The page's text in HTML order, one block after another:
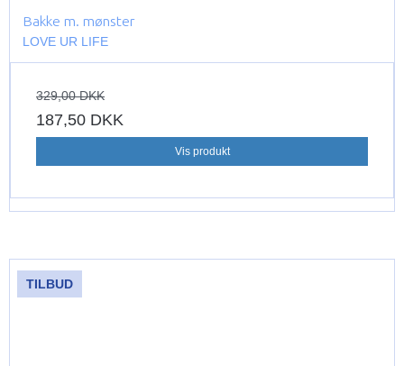
Bakke m. mønster
LOVE UR LIFE
329,00 DKK
187,50 DKK
Vis produkt
TILBUD